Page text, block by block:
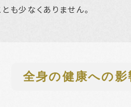
も少なくありません。
全身の健康への影